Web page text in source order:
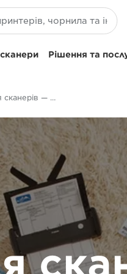
Рішення та
Аксесуари для сканерів — сканування з мобільних пристроїв